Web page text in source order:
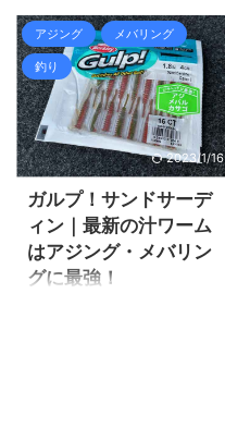
ンバン釣れていたのに、たっ
た１週間で良型アジが居なく
なってしまい、豆アジを拾う
釣りに変わってしまいまし
た。 その後も色々な人が行っ
た情 ...
けるだろうだろうか？ ５月下
旬に日本海でキス釣りをして
みると、いつもの良く釣れる
ポイントでは開幕しておらず
焦りましたが、ポイント移動
で何とか今年初のキスは釣る
事が出来ました。
https://zaltz.blog/kiss-
fishing-2022-1/ 日本海キス釣
り 瀬戸内ではまだまだ早いだ
ろうと思い、姫路でのキス釣
りは行っていませんでした
アジング メバリング
釣り
2023/1/16
ガルプ！サンドサーデ
ィン｜最新の汁ワーム
はアジング・メバリン
グに最強！